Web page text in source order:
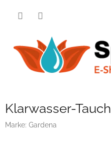
Klarwasser-
Marke: Gardena